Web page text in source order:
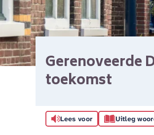
Gerenoveerde
toekomst
Lees voor Uitleg